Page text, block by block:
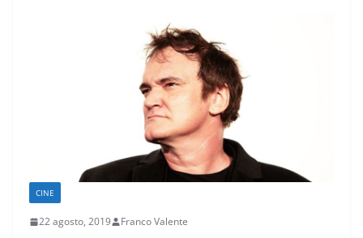
CINE
22 agosto, 2019 Franco Valente